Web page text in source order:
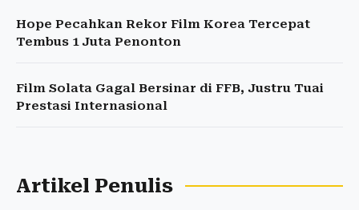
Hope Pecahkan Rekor Film Korea Tercepat
Tembus 1 Juta Penonton
Film Solata Gagal Bersinar di FFB, Justru Tuai
Prestasi Internasional
Artikel Penulis